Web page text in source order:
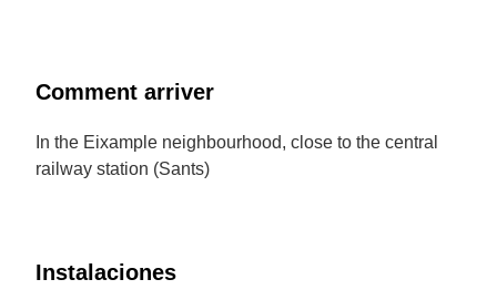
Comment arriver
In the Eixample neighbourhood, close to the central
railway station (Sants)
Instalaciones